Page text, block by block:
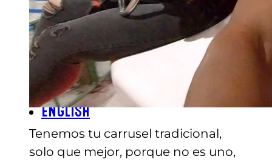
PRECIOS
OFERTAS
COMPRAR ENTRADAS
TARJETAS DE REGALO
COMPRA TARJETAS DE REGALO
CONSULTAR SALDO DE LA
TARJETA DE REGALO
ENGLISH
Tenemos tu carrusel tradicional,
solo que mejor, porque no es uno,